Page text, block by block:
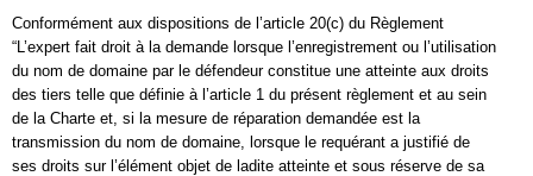
Conformément aux dispositions de l’article 20(c) du Règlement
“L’expert fait droit à la demande lorsque l’enregistrement ou l’utilisation
du nom de domaine par le défendeur constitue une atteinte aux droits
des tiers telle que définie à l’article 1 du présent règlement et au sein
de la Charte et, si la mesure de réparation demandée est la
transmission du nom de domaine, lorsque le requérant a justifié de
ses droits sur l’élément objet de ladite atteinte et sous réserve de sa